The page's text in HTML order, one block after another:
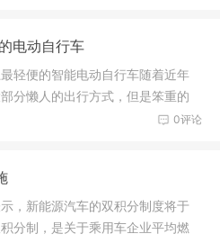
电动自行车
轻便的智能电动自行车随着近年
分懒人的出行方式，但是笨重的
0评论
，新能源汽车的双积分制度将于
分制，是关于乘用车企业平均燃